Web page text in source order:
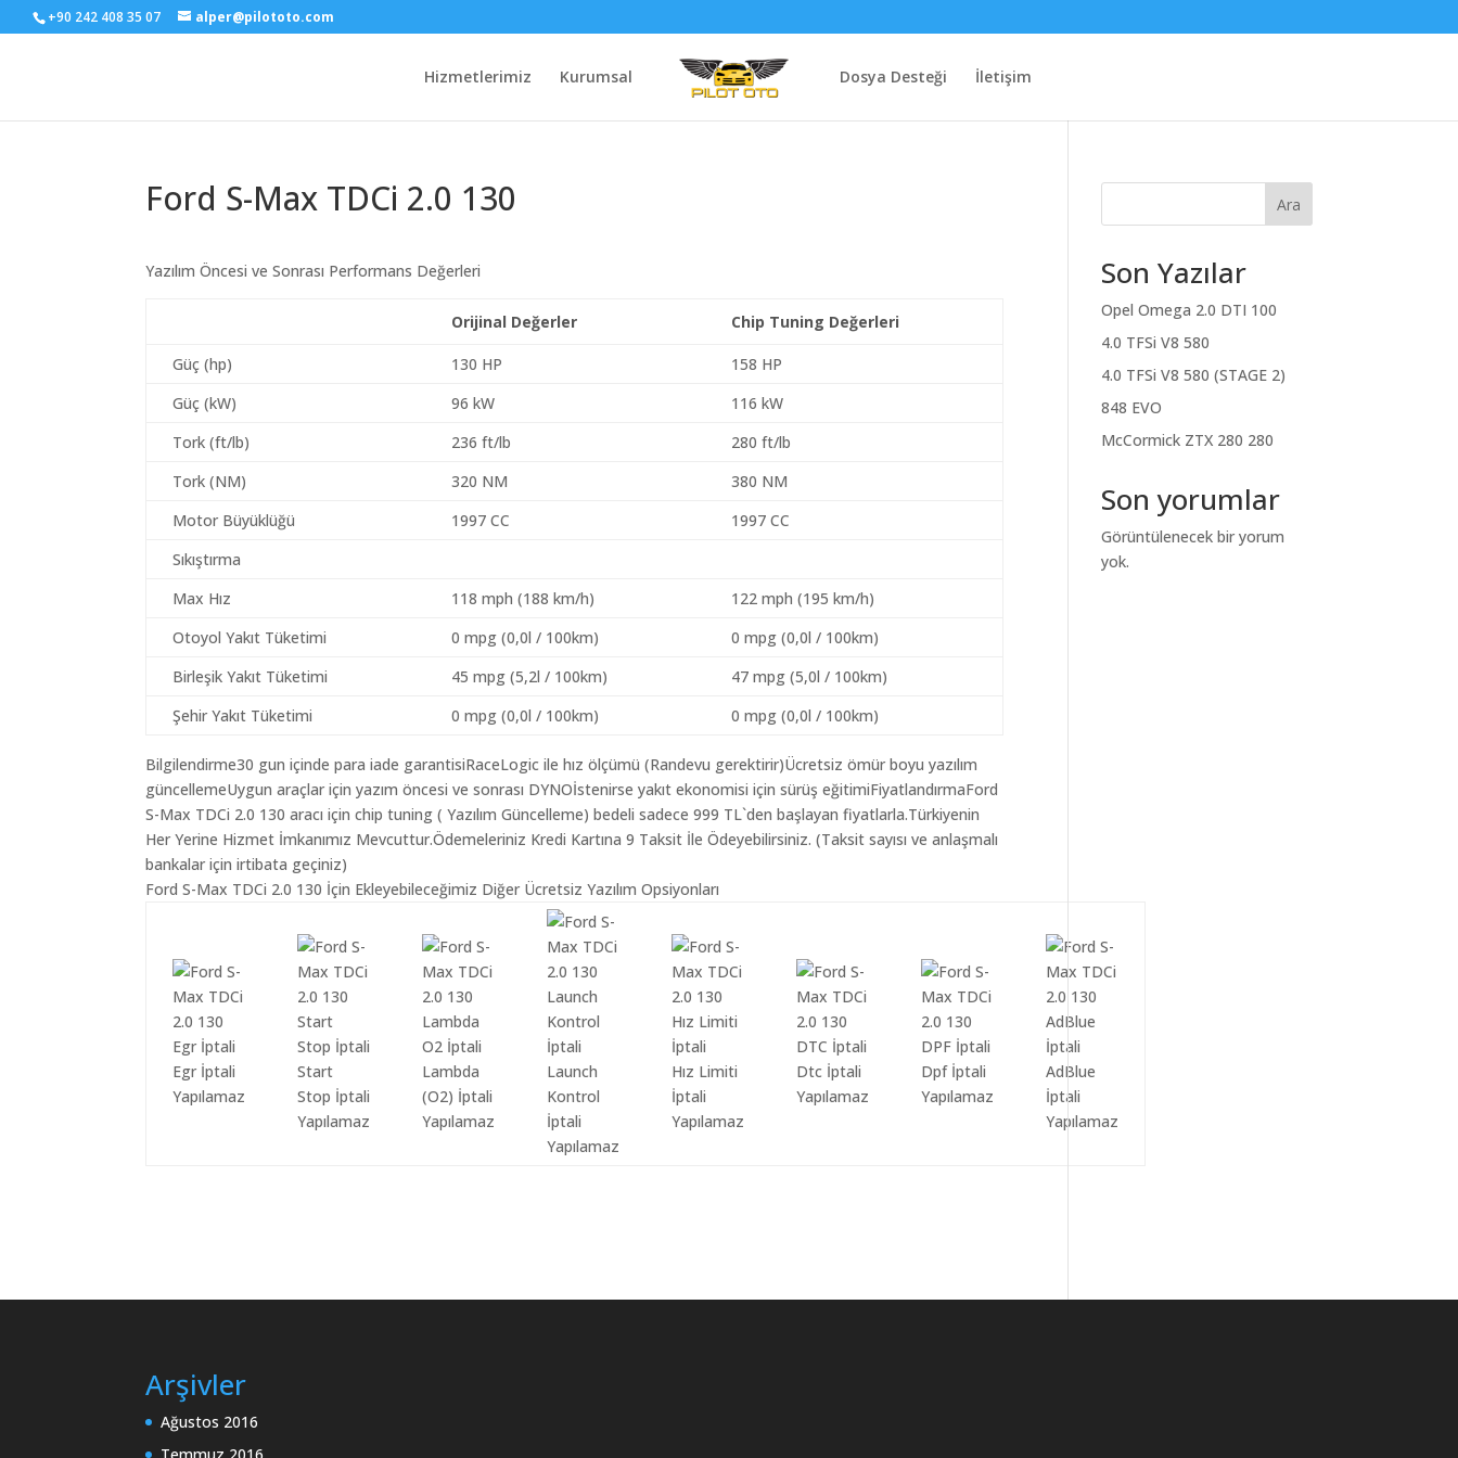
+90 242 408 35 07 alper@pilototo.com
Hizmetlerimiz Kurumsal Dosya Desteği İletişim
Ford S-Max TDCi 2.0 130
Yazılım Öncesi ve Sonrası Performans Değerleri
Orijinal Değerler Chip Tuning Değerleri
Güç (hp) 130 HP
158 HP
Güç (kW)
96 kW
116 kW
Tork (ft/lb)
236 ft/lb
280 ft/lb
Tork (NM)
320 NM
380 NM
Motor Büyüklüğü
1997 CC
1997 CC
Sıkıştırma
Max Hız
118 mph (188 km/h)
122 mph (195 km/h)
Otoyol Yakıt Tüketimi
0 mpg (0,0l / 100km)
0 mpg (0,0l / 100km)
Birleşik Yakıt Tüketimi
45 mpg (5,2l / 100km)
47 mpg (5,0l / 100km)
Şehir Yakıt Tüketimi
0 mpg (0,0l / 100km) 0 mpg (0,0l / 100km)
Bilgilendirme30 gun içinde para iade garantisiRaceLogic ile hız ölçümü (Randevu gerektirir)Ücretsiz ömür boyu yazılım
güncellemeUygun araçlar için yazım öncesi ve sonrası DYNOİstenirse yakıt ekonomisi için sürüş eğitimiFiyatlandırmaFord
S-Max TDCi 2.0 130 aracı için chip tuning ( Yazılım Güncelleme) bedeli sadece 999 TL`den başlayan fiyatlarla.Türkiyenin
Her Yerine Hizmet İmkanımız Mevcuttur.Ödemeleriniz Kredi Kartına 9 Taksit İle Ödeyebilirsiniz. (Taksit sayısı ve anlaşmalı
bankalar için irtibata geçiniz)
Ford S-Max TDCi 2.0 130 İçin Ekleyebileceğimiz Diğer Ücretsiz Yazılım Opsiyonları
Egr İptali
Yapılamaz
Start
Stop İptali
Yapılamaz
Lambda
(O2) İptali
Yapılamaz
Launch
Kontrol
İptali
Yapılamaz
Hız Limiti
İptali
Yapılamaz
Dtc İptali
Yapılamaz
Dpf İptali
Yapılamaz
AdBlue
İptali
Yapılamaz
Ara
Son Yazılar
Opel Omega 2.0 DTI 100
4.0 TFSi V8 580
4.0 TFSi V8 580 (STAGE 2)
848 EVO
McCormick ZTX 280 280
Son yorumlar
Görüntülenecek bir yorum
yok.
Arşivler
Ağustos 2016
Temmuz 2016